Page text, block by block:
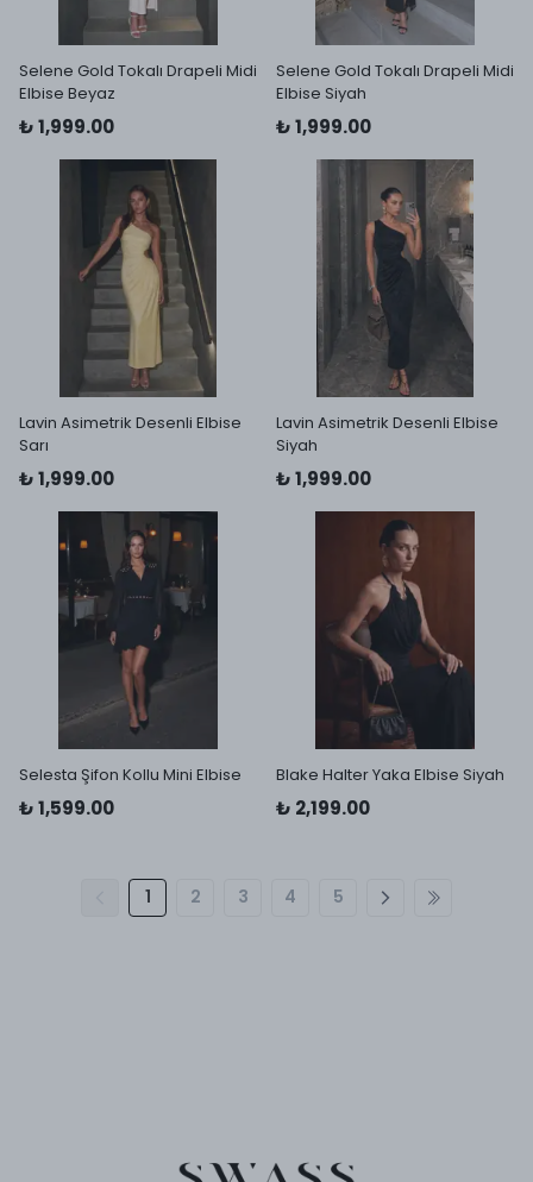
Selene Gold Tokalı Drapeli Midi
Elbise Beyaz
₺ 1,999.00
Selene Gold Tokalı Drapeli Midi
Elbise Siyah
₺ 1,999.00
Lavin Asimetrik Desenli Elbise
Sarı
₺ 1,999.00
Lavin Asimetrik Desenli Elbise
Siyah
₺ 1,999.00
Selesta Şifon Kollu Mini Elbise
₺ 1,599.00
Blake Halter Yaka Elbise Siyah
₺ 2,199.00
1 2 3 4 5